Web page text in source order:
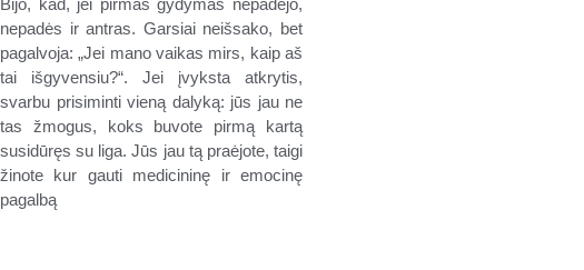
nepadės ir antras. Garsiai neišsako, bet
pagalvoja: „Jei mano vaikas mirs, kaip aš
tai išgyvensiu?“. Jei įvyksta atkrytis,
svarbu prisiminti vieną dalyką: jūs jau ne
tas žmogus, koks buvote pirmą kartą
susidūręs su liga. Jūs jau tą praėjote, taigi
žinote kur gauti medicininę ir emocinę
pagalbą